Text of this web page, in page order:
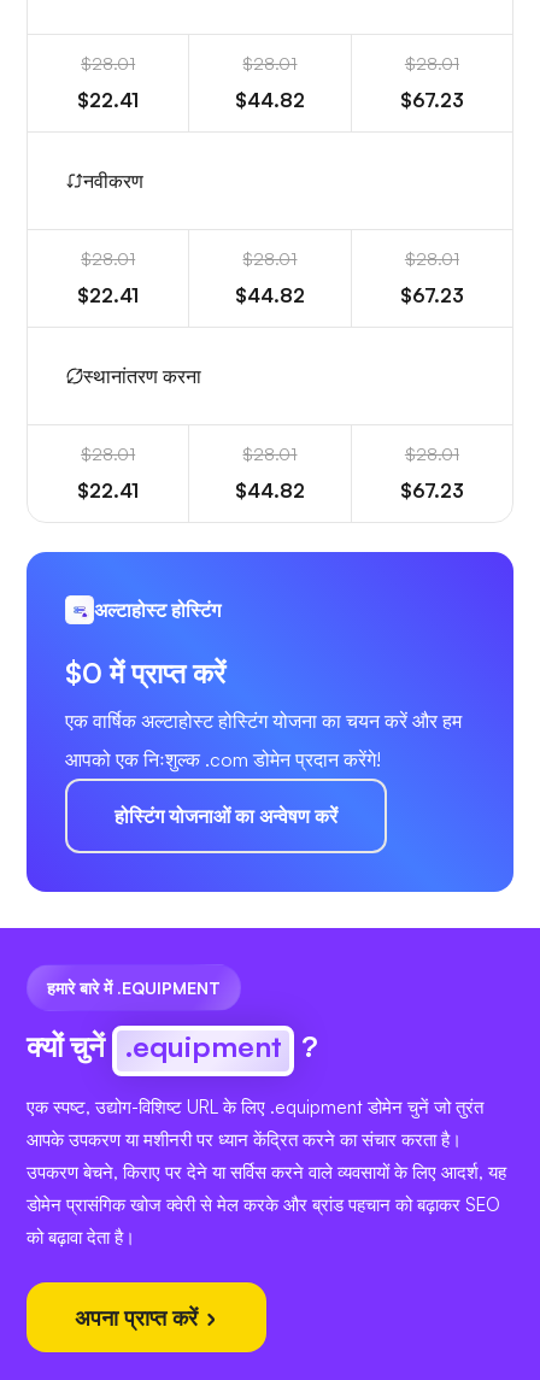
$28.01
$22.41
$28.01
$44.82
$28.01
$67.23
नवीकरण
$28.01
$22.41
$28.01
$44.82
$28.01
$67.23
स्थानांतरण करना
$28.01
$22.41
$28.01
$44.82
$28.01
$67.23
अल्टाहोस्ट होस्टिंग
$0 में प्राप्त करें
एक वार्षिक अल्टाहोस्ट होस्टिंग योजना का चयन करें और हम
आपको एक निःशुल्क .com डोमेन प्रदान करेंगे!
होस्टिंग योजनाओं का अन्वेषण करें
हमारे बारे में .EQUIPMENT
क्यों चुनें .equipment ?
एक स्पष्ट, उद्योग-विशिष्ट URL के लिए .equipment डोमेन चुनें जो तुरंत
आपके उपकरण या मशीनरी पर ध्यान केंद्रित करने का संचार करता है।
उपकरण बेचने, किराए पर देने या सर्विस करने वाले व्यवसायों के लिए आदर्श, यह
डोमेन प्रासंगिक खोज क्वेरी से मेल करके और ब्रांड पहचान को बढ़ाकर SEO
को बढ़ावा देता है।
अपना प्राप्त करें